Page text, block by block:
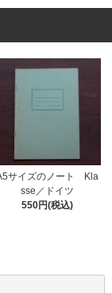
サイズのノート Kla
sse／ドイツ
550円(税込)